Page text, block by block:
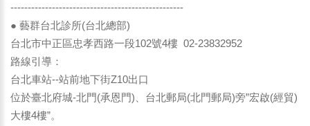
--------------------------------------------------
● 藝群台北診所(台北總部)
台北市中正區忠孝西路一段102號4樓 02-23832952
路線引導：
台北車站--站前地下街Z10出口
位於臺北府城-北門(承恩門)、台北郵局(北門郵局)旁”宏啟(經貿)
大樓4樓”。